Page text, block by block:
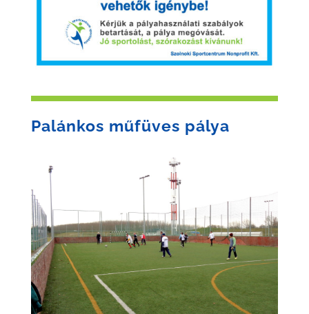
Palánkos műfüves pálya